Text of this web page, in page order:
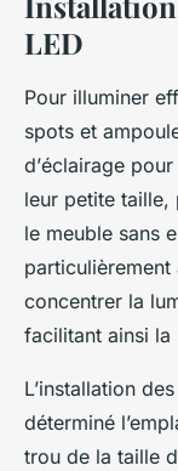
LED
Pour illuminer
spots et
d’éclairage pour
leur petite taille,
le meuble sans
concentrer la
facilitant ainsi la
L’installation des
déterminé
trou de la taille